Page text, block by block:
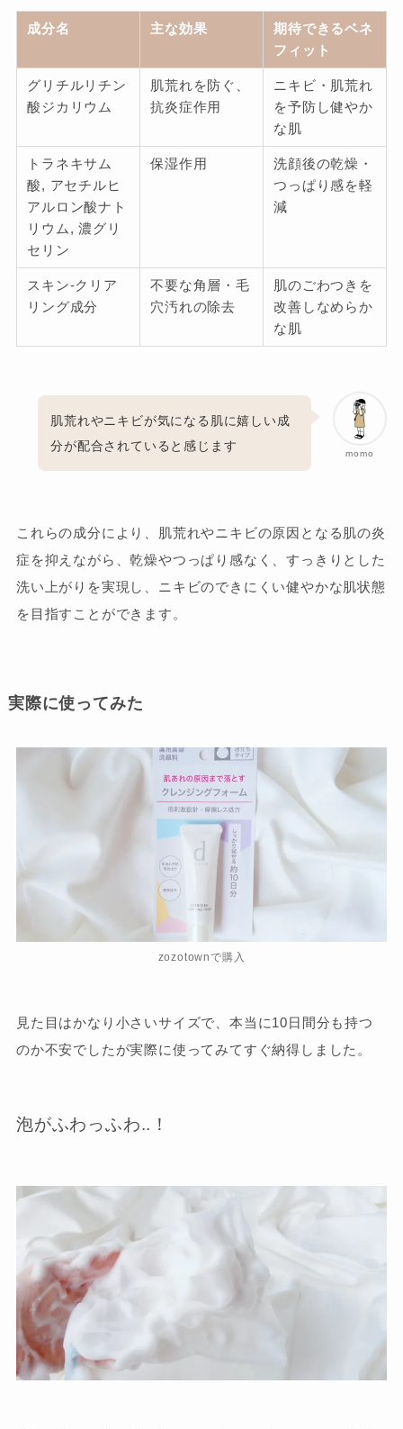
成分名 主な効果
期待できるベネ
フィット
グリチルリチン
酸ジカリウム
肌荒れを防ぐ、
抗炎症作用
ニキビ・肌荒れ
を予防し健やか
な肌
トラネキサム
酸, アセチルヒ
アルロン酸ナト
リウム, 濃グリ
セリン
保湿作用
洗顔後の乾燥・
つっぱり感を軽
減
スキン-クリア
リング成分
不要な角層・毛
穴汚れの除去
肌のごわつきを
改善しなめらか
な肌
momo
肌荒れやニキビが気になる肌に嬉しい成
分が配合されていると感じます
これらの成分により、肌荒れやニキビの原因となる肌の炎
症を抑えながら、乾燥やつっぱり感なく、すっきりとした
洗い上がりを実現し、ニキビのできにくい健やかな肌状態
を目指すことができます。
実際に使ってみた
zozotownで購入
見た目はかなり小さいサイズで、本当に10日間分も持つ
のか不安でしたが実際に使ってみてすぐ納得しました。
泡がふわっふわ..！